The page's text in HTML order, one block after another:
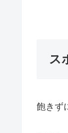
ス
飽きず